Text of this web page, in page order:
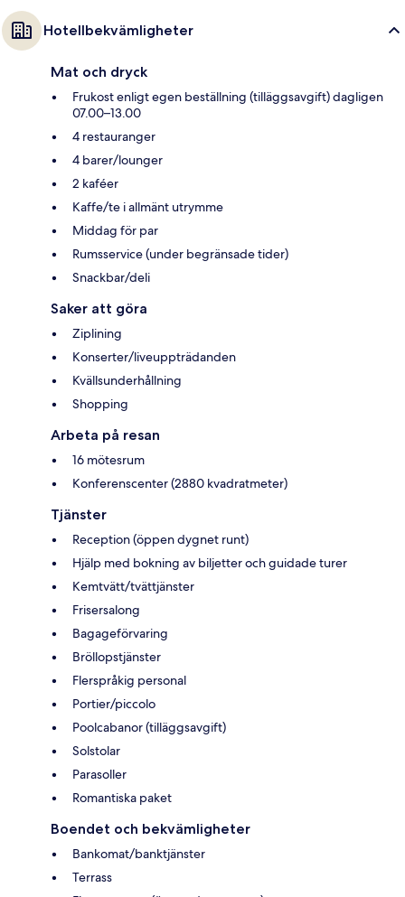
Hotellbekvämligheter
Mat och dryck
Frukost enligt egen beställning (tilläggsavgift) dagligen
07.00–13.00
4 restauranger
4 barer/lounger
2 kaféer
Kaffe/te i allmänt utrymme
Middag för par
Rumsservice (under begränsade tider)
Snackbar/deli
Saker att göra
Ziplining
Konserter/liveuppträdanden
Kvällsunderhållning
Shopping
Arbeta på resan
16 mötesrum
Konferenscenter (2880 kvadratmeter)
Tjänster
Reception (öppen dygnet runt)
Hjälp med bokning av biljetter och guidade turer
Kemtvätt/tvättjänster
Frisersalong
Bagageförvaring
Bröllopstjänster
Flerspråkig personal
Portier/piccolo
Poolcabanor (tilläggsavgift)
Solstolar
Parasoller
Romantiska paket
Boendet och bekvämligheter
Bankomat/banktjänster
Terrass